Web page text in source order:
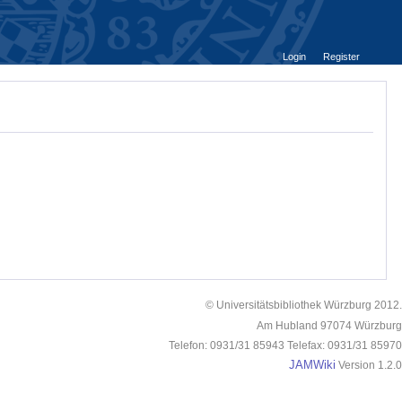
Login Register
© Universitätsbibliothek Würzburg 2012.
Am Hubland 97074 Würzburg
Telefon: 0931/31 85943 Telefax: 0931/31 85970
JAMWiki Version 1.2.0